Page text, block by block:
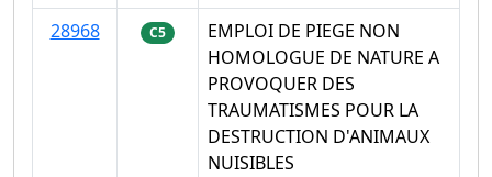
28968
C5
EMPLOI DE PIEGE NON
HOMOLOGUE DE NATURE A
PROVOQUER DES
TRAUMATISMES POUR LA
DESTRUCTION D'ANIMAUX
NUISIBLES